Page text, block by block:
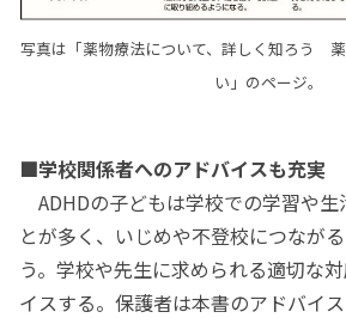
写真は「薬物療法について、詳しく知ろう
い」のページ。
■学校関係者へのアドバイスも充実
ADHDの子どもは学校での学習や生
とが多く、いじめや不登校につなが
う。学校や先生に求められる適切な
イスする。保護者は本書のアドバイ